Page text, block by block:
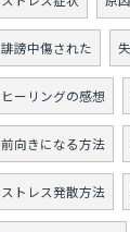
誹謗中傷された
ヒーリングの感想
前向きになる方法
ストレス発散方法